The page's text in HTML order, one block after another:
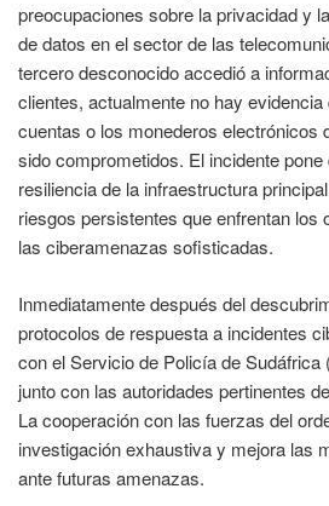
preocupaciones sobre la privacidad y
de datos en el sector de las
tercero desconocido accedió a
clientes, actualmente no hay evidencia
cuentas o los monederos electrónicos
sido comprometidos. El incidente pone
resiliencia de la infraestructura
riesgos persistentes que enfrentan los
las ciberamenazas sofisticadas.
Inmediatamente después del
protocolos de respuesta a incidentes
con el Servicio de Policía de
junto con las autoridades pertinentes
La cooperación con las fuerzas del
investigación exhaustiva y mejora las
ante futuras amenazas.